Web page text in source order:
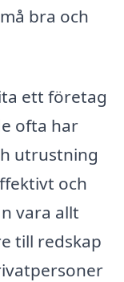
bra och
ett företag
ofta har
utrustning
och
vara allt
till redskap